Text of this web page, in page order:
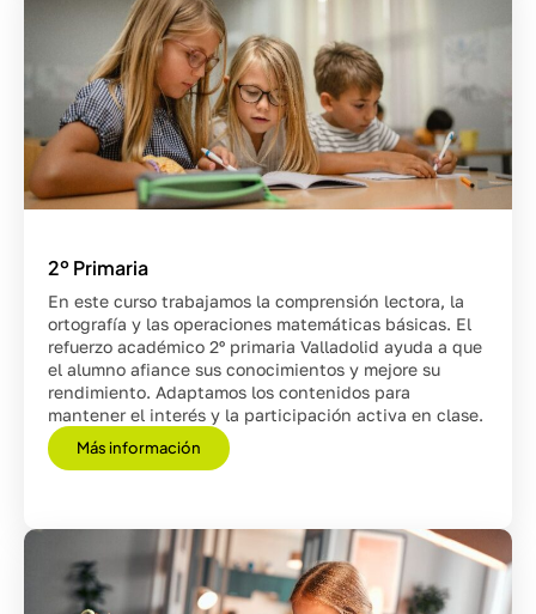
2º Primaria
En este curso trabajamos la comprensión lectora, la
ortografía y las operaciones matemáticas básicas. El
refuerzo académico 2º primaria Valladolid ayuda a que
el alumno afiance sus conocimientos y mejore su
rendimiento. Adaptamos los contenidos para
mantener el interés y la participación activa en clase.
Más información